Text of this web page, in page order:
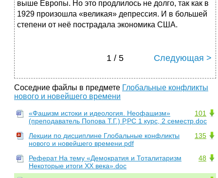
выше Европы. Но это продлилось не долго, так как в
1929 произошла «великая» депрессия. И в большей
степени от неё пострадала экономика США.
1 / 5 Следующая >
Соседние файлы в предмете Глобальные конфликты
нового и новейшего времени
101
«Фашизм истоки и идеология. Неофашизм»
(преподаватель Попова Т.Г.) Р,РС 1 курс, 2 семестр.doc
135
Лекции по дисциплине Глобальные конфликты
нового и новейшего времени.pdf
48
Реферат На тему «Демократия и Тоталитаризм
Некоторые итоги XX века».doc